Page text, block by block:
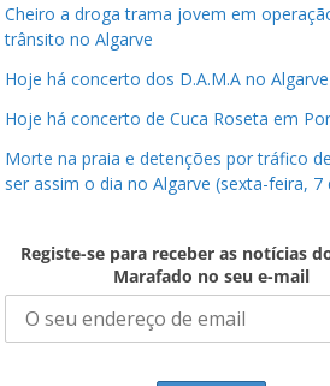
Cheiro a droga trama jovem em
trânsito no Algarve
Hoje há concerto dos D.A.M.A no Algarve
Hoje há concerto de Cuca Roseta em
Morte na praia e detenções por tráfico
ser assim o dia no Algarve (sexta-feira, 7
Registe-se para receber as notícias
Marafado no seu e-mail